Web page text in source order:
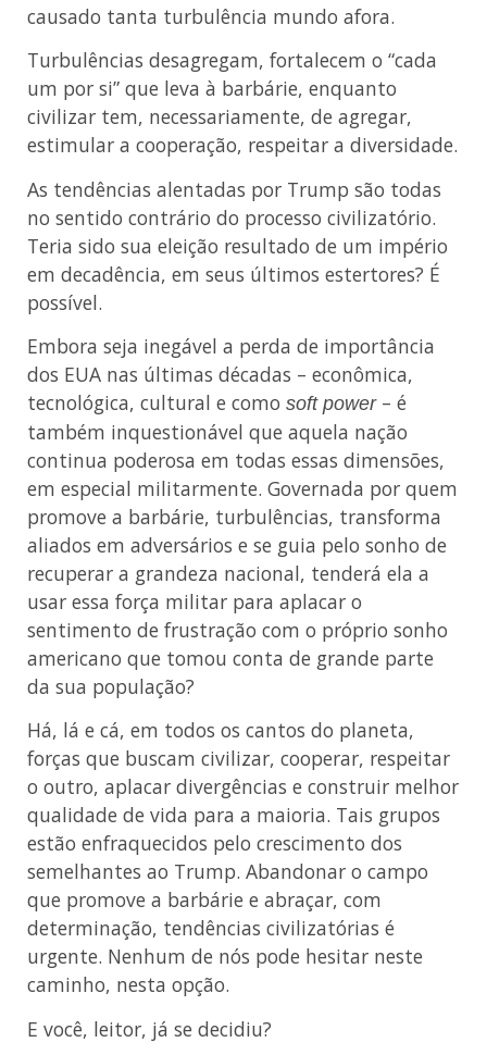
causado tanta turbulência mundo afora.
Turbulências desagregam, fortalecem o “cada
um por si” que leva à barbárie, enquanto
civilizar tem, necessariamente, de agregar,
estimular a cooperação, respeitar a diversidade.
As tendências alentadas por Trump são todas
no sentido contrário do processo civilizatório.
Teria sido sua eleição resultado de um império
em decadência, em seus últimos estertores? É
possível.
Embora seja inegável a perda de importância
dos EUA nas últimas décadas – econômica,
tecnológica, cultural e como soft power– é
também inquestionável que aquela nação
continua poderosa em todas essas dimensões,
em especial militarmente. Governada por quem
promove a barbárie, turbulências, transforma
aliados em adversários e se guia pelo sonho de
recuperar a grandeza nacional, tenderá ela a
usar essa força militar para aplacar o
sentimento de frustração com o próprio sonho
americano que tomou conta de grande parte
da sua população?
Há, lá e cá, em todos os cantos do planeta,
forças que buscam civilizar, cooperar, respeitar
o outro, aplacar divergências e construir melhor
qualidade de vida para a maioria. Tais grupos
estão enfraquecidos pelo crescimento dos
semelhantes ao Trump. Abandonar o campo
que promove a barbárie e abraçar, com
determinação, tendências civilizatórias é
urgente. Nenhum de nós pode hesitar neste
caminho, nesta opção.
E você, leitor, já se decidiu?